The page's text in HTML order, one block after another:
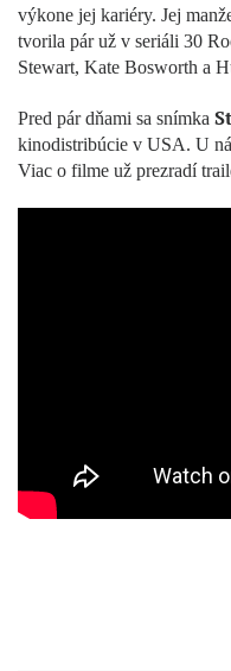
výkone jej kariéry. Jej
tvorila pár už v seriáli 30
Stewart, Kate Bosworth a
Pred pár dňami sa snímka
kinodistribúcie v USA. U
Viac o filme už prezradí